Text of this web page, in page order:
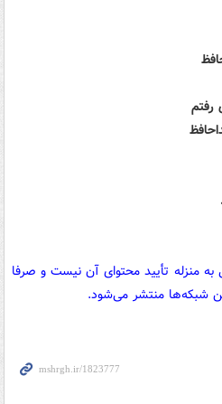
منزله تأیید محتوای آن نیست و صرفا
شبکه‌ها منتشر می‌شود.